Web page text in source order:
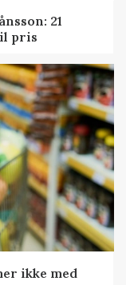
21
pris
ikke med